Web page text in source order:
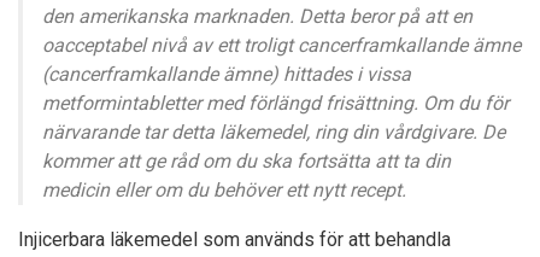
den amerikanska marknaden. Detta beror på att en
oacceptabel nivå av ett troligt cancerframkallande ämne
(cancerframkallande ämne) hittades i vissa
metformintabletter med förlängd frisättning. Om du för
närvarande tar detta läkemedel, ring din vårdgivare. De
kommer att ge råd om du ska fortsätta att ta din
medicin eller om du behöver ett nytt recept.
Injicerbara läkemedel som används för att behandla